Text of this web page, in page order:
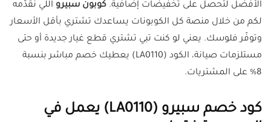
الأفضل لتحصل على تخفيضات إضافية. كوبون سبيرو اللي نقدّمه
لكم من خلال منصة كل الكوبونات يساعدك تشتري بأقل الأسعار
وتوفّر فلوسك. يعني لو كنت تبي تشتري قطع غيار جديدة أو حتى
مستلزمات صيانة، الكود (LA0110) يعطيك خصم مباشر بنسبة
8% على المشتريات.
كود خصم سبيرو (LA0110) يعمل في